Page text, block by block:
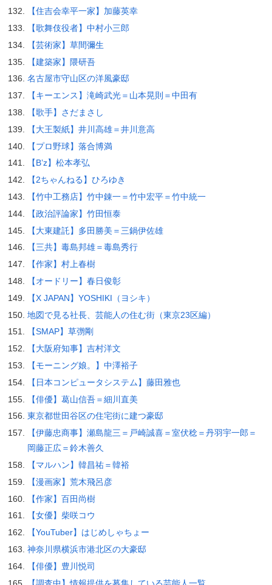
【住吉会幸平一家】加藤英幸
【歌舞伎役者】中村小三郎
【芸術家】草間彌生
【建築家】隈研吾
名古屋市守山区の洋風豪邸
【キーエンス】滝崎武光＝山本晃則＝中田有
【歌手】さだまさし
【大王製紙】井川高雄＝井川意高
【プロ野球】落合博満
【B’z】松本孝弘
【2ちゃんねる】ひろゆき
【竹中工務店】竹中錬一＝竹中宏平＝竹中統一
【政治評論家】竹田恒泰
【大東建託】多田勝美＝三鍋伊佐雄
【三共】毒島邦雄＝毒島秀行
【作家】村上春樹
【オードリー】春日俊彰
【X JAPAN】YOSHIKI（ヨシキ）
地図で見る社長、芸能人の住む街（東京23区編）
【SMAP】草彅剛
【大阪府知事】吉村洋文
【モーニング娘。】中澤裕子
【日本コンピュータシステム】藤田雅也
【俳優】葛山信吾＝細川直美
東京都世田谷区の住宅街に建つ豪邸
【伊藤忠商事】瀬島龍三＝戸崎誠喜＝室伏稔＝丹羽宇一郎＝
岡藤正広＝鈴木善久
【マルハン】韓昌祐＝韓裕
【漫画家】荒木飛呂彦
【作家】百田尚樹
【女優】柴咲コウ
【YouTuber】はじめしゃちょー
神奈川県横浜市港北区の大豪邸
【俳優】豊川悦司
【調査中】情報提供を募集している芸能人一覧